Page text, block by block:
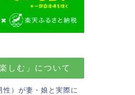
しむ」について
）が妻・娘と実際に